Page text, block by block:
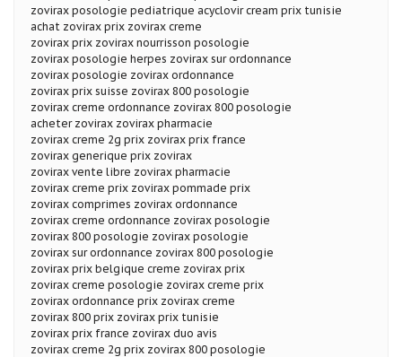
zovirax posologie pediatrique acyclovir cream prix tunisie
achat zovirax prix zovirax creme
zovirax prix zovirax nourrisson posologie
zovirax posologie herpes zovirax sur ordonnance
zovirax posologie zovirax ordonnance
zovirax prix suisse zovirax 800 posologie
zovirax creme ordonnance zovirax 800 posologie
acheter zovirax zovirax pharmacie
zovirax creme 2g prix zovirax prix france
zovirax generique prix zovirax
zovirax vente libre zovirax pharmacie
zovirax creme prix zovirax pommade prix
zovirax comprimes zovirax ordonnance
zovirax creme ordonnance zovirax posologie
zovirax 800 posologie zovirax posologie
zovirax sur ordonnance zovirax 800 posologie
zovirax prix belgique creme zovirax prix
zovirax creme posologie zovirax creme prix
zovirax ordonnance prix zovirax creme
zovirax 800 prix zovirax prix tunisie
zovirax prix france zovirax duo avis
zovirax creme 2g prix zovirax 800 posologie